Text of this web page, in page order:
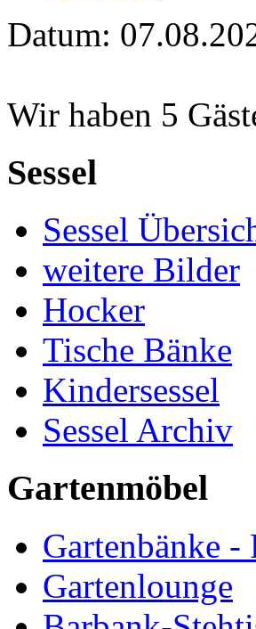
Datum:
Wir haben 5
Sessel
Sessel
weitere Bilder
Hocker
Tische Bänke
Kindersessel
Sessel Archiv
Gartenmöbel
Gartenbänke -
Gartenlounge